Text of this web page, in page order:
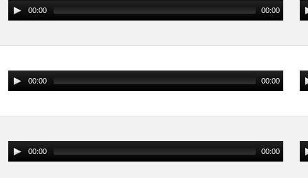
00:00 00:00
00:00 00:00
00:00 00:00